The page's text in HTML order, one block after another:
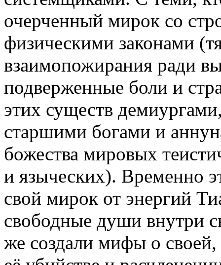
очерченный мирок со
физическими законами
взаимопожирания ради
подверженные боли и
этих существ
старшими богами и
божества мировых
и языческих). Временно
свой мирок от энергий
свободные души внутри
же создали мифы о